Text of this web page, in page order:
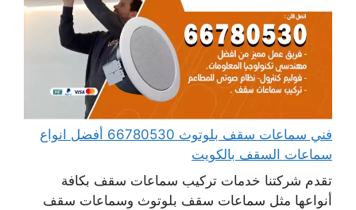
فني سماعات سقف بلوتوث 66780530 أفضل انواع
سماعات السقف بالكويت
تقدم شركتنا خدمات تركيب سماعات سقف بكافة
أنواعها مثل سماعات سقف بلوتوث وسماعات سقف